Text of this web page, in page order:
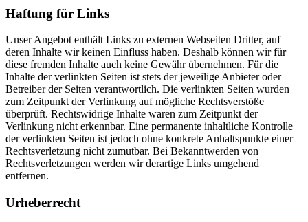
Haftung für Links
Unser Angebot enthält Links zu externen Webseiten Dritter, auf
deren Inhalte wir keinen Einfluss haben. Deshalb können wir für
diese fremden Inhalte auch keine Gewähr übernehmen. Für die
Inhalte der verlinkten Seiten ist stets der jeweilige Anbieter oder
Betreiber der Seiten verantwortlich. Die verlinkten Seiten wurden
zum Zeitpunkt der Verlinkung auf mögliche Rechtsverstöße
überprüft. Rechtswidrige Inhalte waren zum Zeitpunkt der
Verlinkung nicht erkennbar. Eine permanente inhaltliche Kontrolle
der verlinkten Seiten ist jedoch ohne konkrete Anhaltspunkte einer
Rechtsverletzung nicht zumutbar. Bei Bekanntwerden von
Rechtsverletzungen werden wir derartige Links umgehend
entfernen.
Urheberrecht